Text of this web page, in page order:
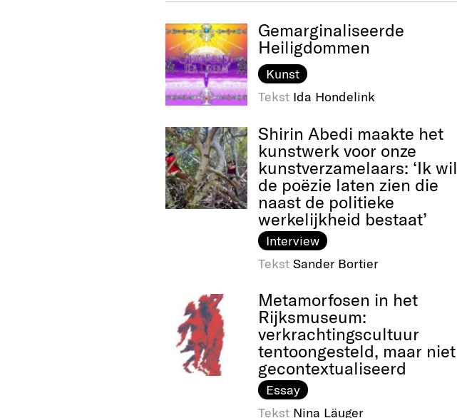
Gemarginaliseerde
Heiligdommen
Kunst
Tekst Ida Hondelink
Shirin Abedi maakte het
kunstwerk voor onze
kunstverzamelaars: ‘Ik wil
de poëzie laten zien die
naast de politieke
werkelijkheid bestaat’
Interview
Tekst Sander Bortier
Metamorfosen in het
Rijksmuseum:
verkrachtingscultuur
tentoongesteld, maar niet
gecontextualiseerd
Essay
Tekst Nina Läuger